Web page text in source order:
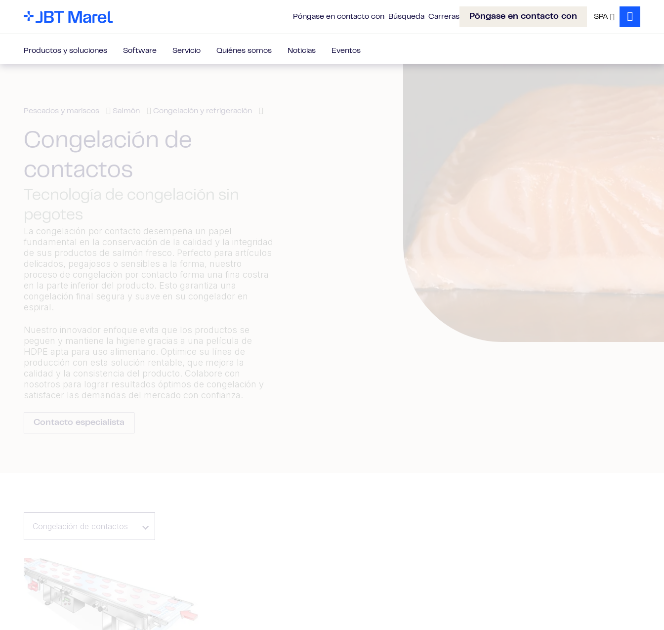
Póngase en contacto con Búsqueda Carreras Póngase en contacto con SPA
Search
Productos y soluciones Software Servicio Quiénes somos Noticias Eventos
Pescados y mariscos Salmón Congelación y refrigeración
Congelación de
contactos
Tecnología de congelación sin
pegotes
La congelación por contacto desempeña un papel
fundamental en la conservación de la calidad y la integridad
de sus productos de salmón fresco. Perfecto para artículos
delicados, pegajosos o sensibles a la forma, nuestro
proceso de congelación por contacto forma una fina costra
en la parte inferior del producto. Esto garantiza una
congelación final segura y suave en su congelador en
espiral.
Nuestro innovador enfoque evita que los productos se
peguen y mantiene la higiene gracias a una película de
HDPE apta para uso alimentario. Optimice su línea de
producción con esta solución rentable, que mejora la
calidad y la consistencia del producto. Colabore con
nosotros para lograr resultados óptimos de congelación y
satisfacer las demandas del mercado con confianza.
Contacto especialista
Congelación de contactos